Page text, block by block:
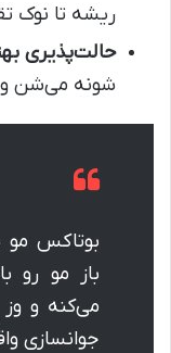
ریشه تا نوک
حالت‌پذیری
شونه می‌شن و
بوتاکس مو
باز مو رو
می‌کنه و وز
جوانسازی